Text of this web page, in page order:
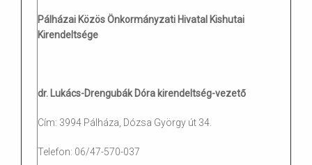
Pálházai Közös Önkormányzati Hivatal Kishutai
Kirendeltsége
dr. Lukács-Drengubák Dóra kirendeltség-vezető
Cím: 3994 Pálháza, Dózsa György út 34.
Telefon: 06/47-570-037